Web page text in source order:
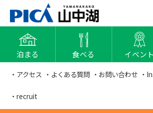
泊まる 食べる イベント
・アクセス ・よくある質問 ・お問い合わせ ・
・recruit